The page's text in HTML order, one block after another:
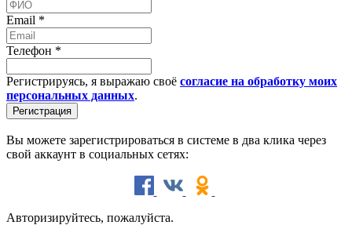
Email *
Телефон *
Регистрируясь, я выражаю своё согласие на обработку моих
персональных данных.
Вы можете зарегистрироваться в системе в два клика через
свой аккаунт в социальных сетях:
Авторизируйтесь, пожалуйста.